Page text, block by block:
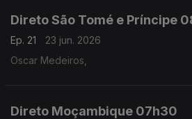
Direto São Tomé e Príncipe
Ep. 21
23 jun. 2026
Oscar Medeiros,
Direto Moçambique 07h30